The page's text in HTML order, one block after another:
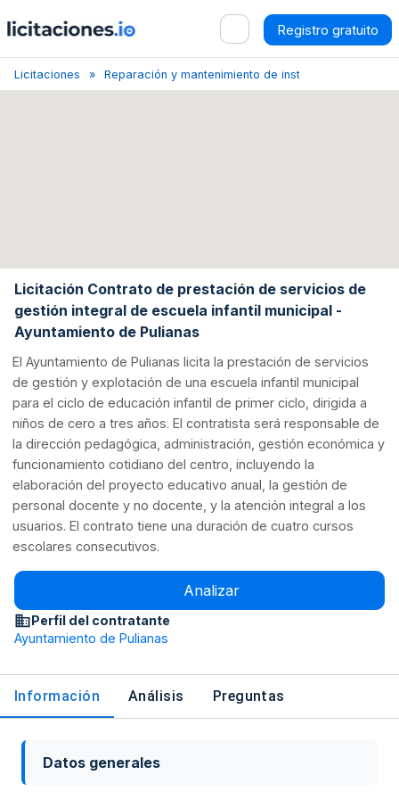
Registro gratuito
Licitaciones Reparación y mantenimiento de instalaciones
Licitación Contrato de prestación de servicios de
gestión integral de escuela infantil municipal -
Ayuntamiento de Pulianas
El Ayuntamiento de Pulianas licita la prestación de servicios
de gestión y explotación de una escuela infantil municipal
para el ciclo de educación infantil de primer ciclo, dirigida a
niños de cero a tres años. El contratista será responsable de
la dirección pedagógica, administración, gestión económica y
funcionamiento cotidiano del centro, incluyendo la
elaboración del proyecto educativo anual, la gestión de
personal docente y no docente, y la atención integral a los
usuarios. El contrato tiene una duración de cuatro cursos
escolares consecutivos.
Analizar
Perfil del contratante
Ayuntamiento de Pulianas
Información Análisis Preguntas
Datos generales